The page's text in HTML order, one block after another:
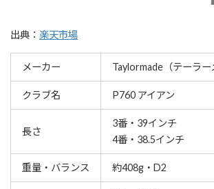
出典： 楽天市場
メーカー Taylormade（テーラー
クラブ名 P760 アイアン
長さ
3番・39インチ
4番・38.5インチ
重量・バランス 約408g・D2